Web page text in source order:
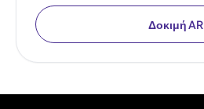
Δοκιμή AR